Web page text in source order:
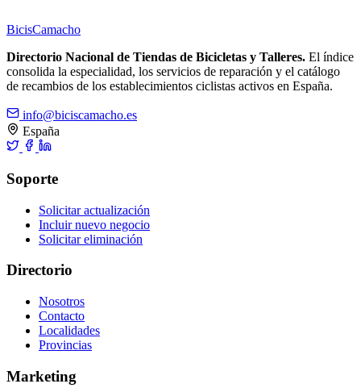
BicisCamacho
Directorio Nacional de Tiendas de Bicicletas y Talleres. El índice
consolida la especialidad, los servicios de reparación y el catálogo
de recambios de los establecimientos ciclistas activos en España.
info@biciscamacho.es
España
Soporte
Solicitar actualización
Incluir nuevo negocio
Solicitar eliminación
Directorio
Nosotros
Contacto
Localidades
Provincias
Marketing